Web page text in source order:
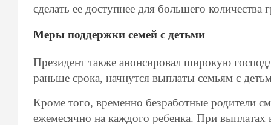
сделать ее доступнее для большего количества
Меры поддержки семей с детьми
Президент также анонсировал широкую
раньше срока, начнутся выплаты семьям с
Кроме того, временно безработные родители
ежемесячно на каждого ребенка. При выплатах